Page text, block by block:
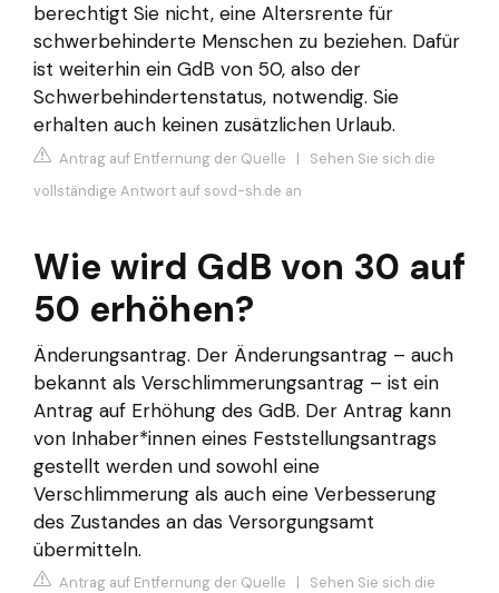
berechtigt Sie nicht, eine Altersrente für
schwerbehinderte Menschen zu beziehen. Dafür
ist weiterhin ein GdB von 50, also der
Schwerbehindertenstatus, notwendig. Sie
erhalten auch keinen zusätzlichen Urlaub.
Antrag auf Entfernung der Quelle | Sehen Sie sich die
vollständige Antwort auf sovd-sh.de an
Wie wird GdB von 30 auf
50 erhöhen?
Änderungsantrag. Der Änderungsantrag – auch
bekannt als Verschlimmerungsantrag – ist ein
Antrag auf Erhöhung des GdB. Der Antrag kann
von Inhaber*innen eines Feststellungsantrags
gestellt werden und sowohl eine
Verschlimmerung als auch eine Verbesserung
des Zustandes an das Versorgungsamt
übermitteln.
Antrag auf Entfernung der Quelle | Sehen Sie sich die